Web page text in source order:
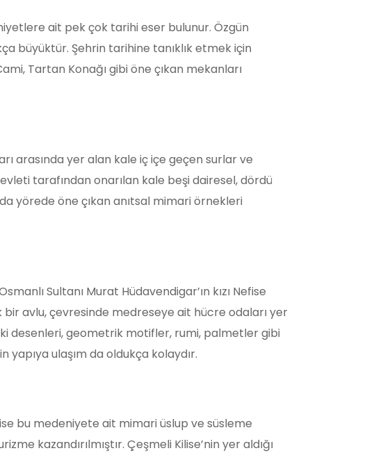
ait pek çok tarihi eser bulunur. Özgün
büyüktür. Şehrin tarihine tanıklık etmek için
Tartan Konağı gibi öne çıkan mekanları
arasında yer alan kale iç içe geçen surlar ve
tarafından onarılan kale beşi dairesel, dördü
yörede öne çıkan anıtsal mimari örnekleri
Sultanı Murat Hüdavendigar’ın kızı Nefise
bir avlu, çevresinde medreseye ait hücre odaları yer
desenleri, geometrik motifler, rumi, palmetler gibi
ulaşım da oldukça kolaydır.
bu medeniyete ait mimari üslup ve süsleme
kazandırılmıştır. Çeşmeli Kilise’nin yer aldığı